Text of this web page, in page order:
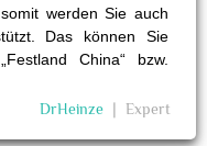
werden Sie auch
Das können Sie
China“ bzw.
DrHeinze
Expert